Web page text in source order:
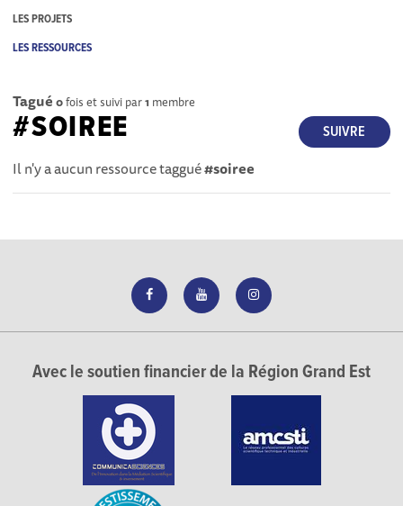
LES PROJETS
LES RESSOURCES
Tagué 0fois et suivi par1 membre
SUIVRE
#SOIREE
Il n'y a aucun ressource taggué#soiree
Avec le soutien financier de la Région Grand Est